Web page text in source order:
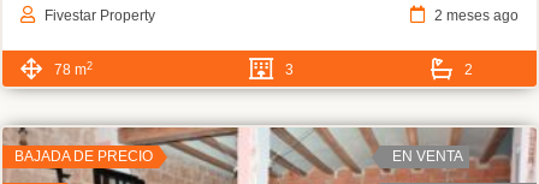
Fivestar Property
2 meses ago
78 m2 3 2
BAJADA DE PRECIO EN VENTA